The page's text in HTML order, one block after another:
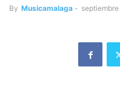
By Musicamalaga -